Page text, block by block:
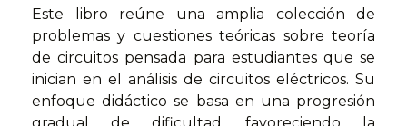
Este libro reúne una amplia colección de
problemas y cuestiones teóricas sobre teoría
de circuitos pensada para estudiantes que se
inician en el análisis de circuitos eléctricos. Su
enfoque didáctico se basa en una progresión